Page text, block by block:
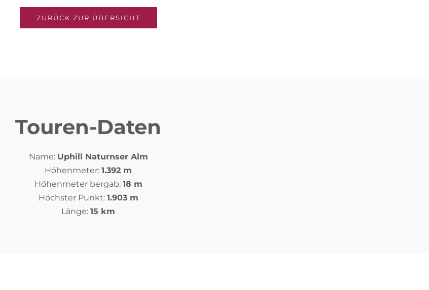
ZURÜCK ZUR ÜBERSICHT
Touren-Daten
Name: Uphill Naturnser Alm
Höhenmeter: 1.392 m
Höhenmeter bergab: 18 m
Höchster Punkt: 1.903 m
Länge: 15 km